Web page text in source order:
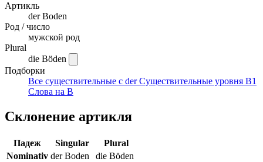
Артикль
derBoden
Род / число
мужской род
Plural
die Böden
Подборки
Все существительные с derСуществительные уровня B1
Слова на B
Склонение артикля
Падеж Singular
Plural
Nominativ der Boden
die Böden